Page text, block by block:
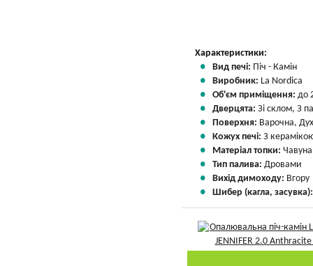
Характеристики:
Вид печі: Піч - Камін
Виробник: La Nordica
Об'єм приміщення: до
Дверцята: Зі склом, З
Поверхня: Варочна,
Кожух печі: З
Матеріал топки: Чавуна
Тип палива: Дровами
Вихід димоходу: Вгору
Шибер (кагла,